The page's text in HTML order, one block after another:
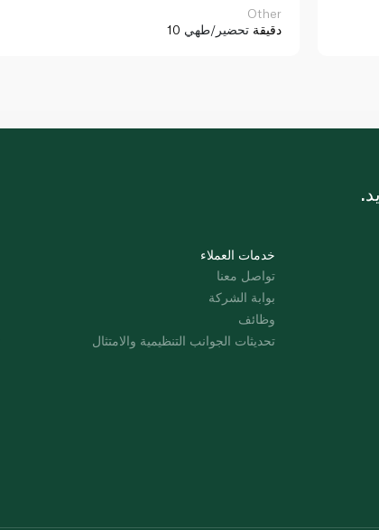
Other
10 دقيقة تحضير/طهي
خدمات العملاء
تواصل معنا
بوابة الشركة
وظائف
تحديثات الجوانب التنظيمية والامتثال